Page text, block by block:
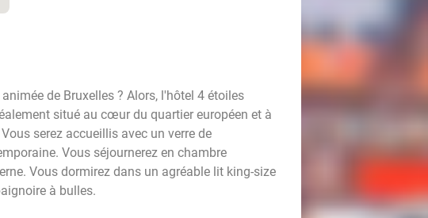
de Bruxelles ? Alors, l'hôtel 4 étoiles
situé au cœur du quartier européen et à
serez accueillis avec un verre de
Vous séjournerez en chambre
Vous dormirez dans un agréable lit king-size
à bulles.